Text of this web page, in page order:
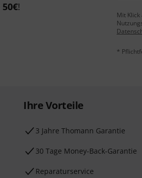
50€!
Mit
*
Ihre Vorteile
3 Jahre Thomann Garantie
30 Tage Money-Back-Garantie
Reparaturservice